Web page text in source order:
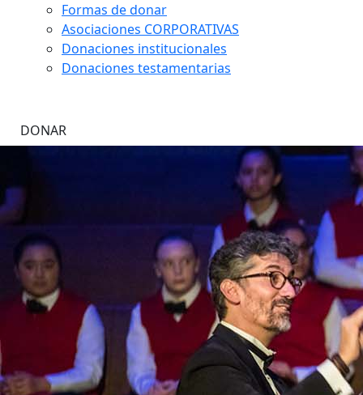
Formas de donar
Asociaciones CORPORATIVAS
Donaciones institucionales
Donaciones testamentarias
DONAR